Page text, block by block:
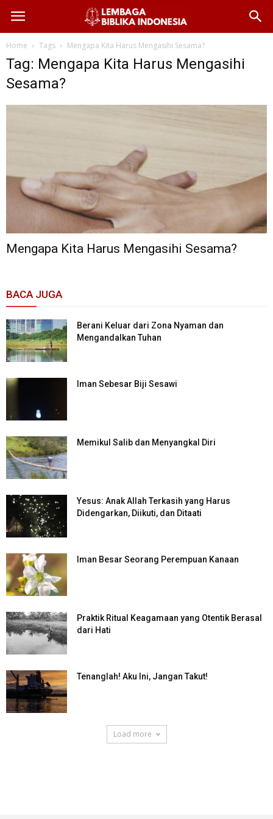
Home Tags Mengapa Kita Harus Mengasihi Sesama?
Tag: Mengapa Kita Harus Mengasihi
Sesama?
Mengapa Kita Harus Mengasihi Sesama?
BACA JUGA
Berani Keluar dari Zona Nyaman dan
Mengandalkan Tuhan
Iman Sebesar Biji Sesawi
Memikul Salib dan Menyangkal Diri
Yesus: Anak Allah Terkasih yang Harus
Didengarkan, Diikuti, dan Ditaati
Iman Besar Seorang Perempuan Kanaan
Praktik Ritual Keagamaan yang Otentik Berasal
dari Hati
Tenanglah! Aku Ini, Jangan Takut!
Load more